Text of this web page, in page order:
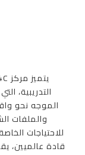
التدريبية،
الموجه نحو
والملفات
للاحتياجات
قادة عالميين،